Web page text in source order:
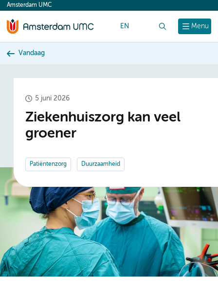
content
Menu
Amsterdam UMC
EN
Vandaag
5 juni 2026
Ziekenhuiszorg kan veel
groener
Patiëntenzorg Duurzaamheid